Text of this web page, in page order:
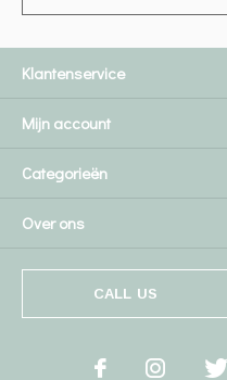
Klantenservice
Mijn account
Categorieën
Over ons
CALL US